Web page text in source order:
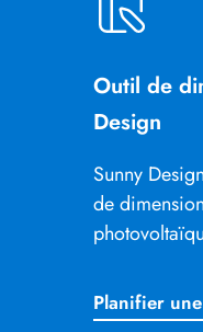
Outil de
Design
Sunny
de
Planifier